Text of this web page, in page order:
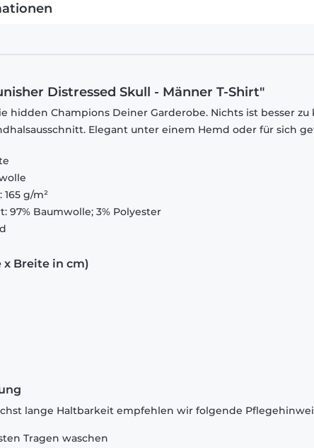
Distressed Skull - Männer T-Shirt"
hidden Champions Deiner Garderobe. Nichts ist besser
Elegant unter einem Hemd oder für sich
g/m²
97% Baumwolle; 3% Polyester
x Breite in cm)
lange Haltbarkeit empfehlen wir folgende
Tragen waschen